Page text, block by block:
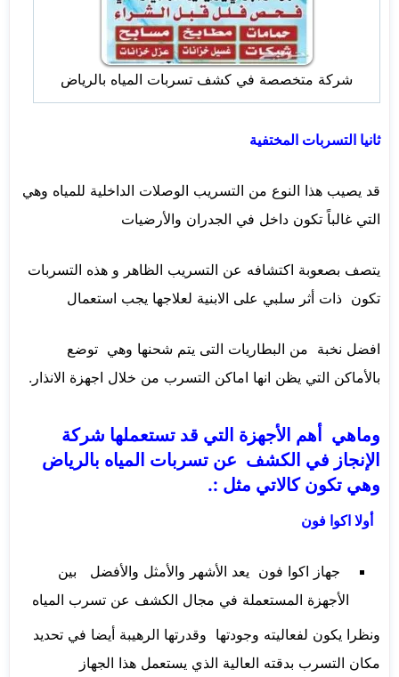
شركة متخصصة في كشف تسربات المياه بالرياض
ثانيا التسربات المختفية
قد يصيب هذا النوع من التسريب الوصلات الداخلية للمياه وهي
التي غالباً تكون داخل في الجدران والأرضيات
يتصف بصعوبة اكتشافه عن التسريب الظاهر و هذه التسربات
تكون ذات أثر سلبي على الابنية لعلاجها يجب استعمال
افضل نخبة من البطاريات التى يتم شحنها وهي توضع
بالأماكن التي يظن انها اماكن التسرب من خلال اجهزة الانذار.
وماهي أهم الأجهزة التي قد تستعملها شركة
الإنجاز في الكشف عن تسربات المياه بالرياض
وهي تكون كالاتي مثل :.
أولا اكوا فون
جهاز اكوا فون يعد الأشهر والأمثل والأفضل بين
الأجهزة المستعملة في مجال الكشف عن تسرب المياه
ونظرا يكون لفعاليته وجودتها وقدرتها الرهيبة أيضا في تحديد
مكان التسرب بدقته العالية الذي يستعمل هذا الجهاز